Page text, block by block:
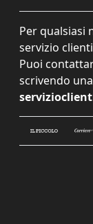
Per qualsiasi
servizio
Puoi
scrivendo